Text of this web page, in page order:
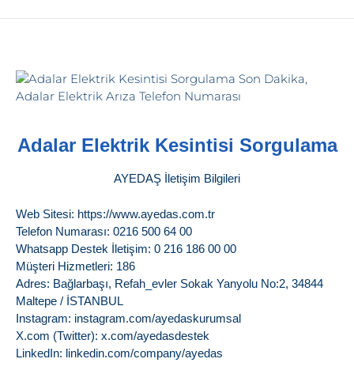
Adalar Elektrik Kesintisi Sorgulama
AYEDAŞ İletişim Bilgileri
Web Sitesi: https://www.ayedas.com.tr
Telefon Numarası: 0216 500 64 00
Whatsapp Destek İletişim: 0 216 186 00 00
Müşteri Hizmetleri: 186
Adres: Bağlarbaşı, Refah_evler Sokak Yanyolu No:2, 34844
Maltepe / İSTANBUL
Instagram: instagram.com/ayedaskurumsal
X.com (Twitter): x.com/ayedasdestek
LinkedIn: linkedin.com/company/ayedas